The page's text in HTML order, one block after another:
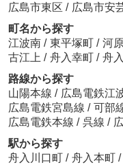
広島市東区 / 広島市安
町名から探す
江波南 / 東平塚町 / 河
古江上 / 舟入幸町 / 舟
路線から探す
山陽本線 / 広島電鉄江
広島電鉄宮島線 / 可部
広島電鉄本線 / 呉線 /
駅から探す
舟入川口町 / 舟入本町 /